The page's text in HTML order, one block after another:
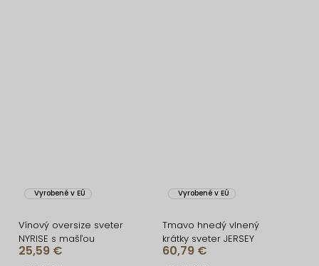
Vyrobené v EÚ
Vínový oversize sveter
NYRISE s mašľou
25,59 €
Vyrobené v EÚ
Tmavo hnedý vlnený
krátky sveter JERSEY
60,79 €